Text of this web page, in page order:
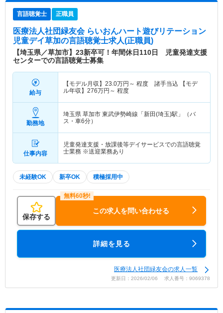
言語聴覚士 正職員
医療法人社団緑友会 らいおんハート遊びリテーション
児童デイ草加の言語聴覚士求人(正職員)
【埼玉県／草加市】23新卒可！年間休日110日 児童発達支援
センターでの言語聴覚士募集
給与
【モデル月収】 23.0万円～ 程度 諸手当込 【モデ
ル年収】 276万円～ 程度
勤務地
埼玉県 草加市 東武伊勢崎線「新田(埼玉)駅」（バ
ス・車6分）
仕事内容
児童発達支援・放課後等デイサービスでの言語聴覚
士業務 ※送迎業務あり
未経験OK 新卒OK 積極採用中
保存する
この求人を問い合わせる
詳細を見る
医療法人社団緑友会の求人一覧
更新日：2026/02/06 求人番号：9069378